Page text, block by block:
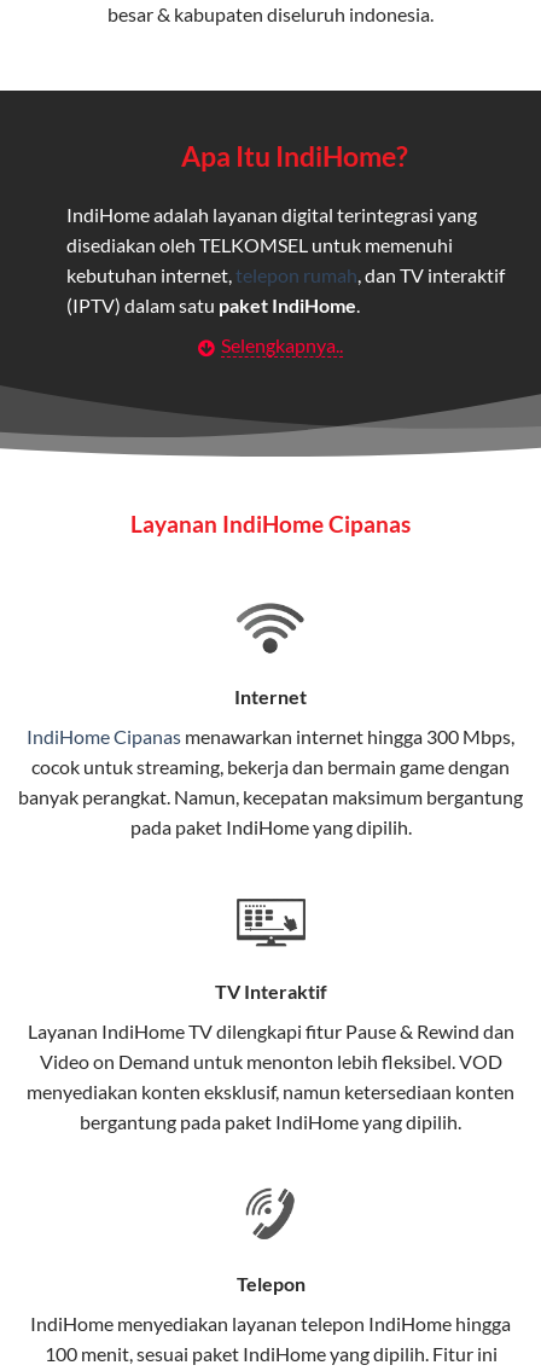
besar & kabupaten diseluruh indonesia.
Apa Itu IndiHome?
IndiHome adalah layanan digital terintegrasi yang
disediakan oleh TELKOMSEL untuk memenuhi
kebutuhan internet, telepon rumah , dan TV interaktif
(IPTV) dalam satu paket IndiHome
Layanan Wifi Indihome ini dirancang untuk
maupun individu yang membutuhkan konektivitas dan
hiburan berkualitas tinggi.
pengguna rumah dan bisnis.
stabil, dan memiliki berbagai pilihan paket IndiHome
Selain internet, layanan IndiHome juga mencakup TV
interaktif (IndiHome TV) dan telepon rumah dalam
satu paket.
Teknologi di Balik WiFi IndiHome
Wifi IndiHome menggunakan teknologi Fiber To The
menggunakan kabel serat optik hingga ke rumah
pelanggan. Teknologi ini memiliki beberapa
keunggulan:
Kecepatan Tinggi
dibandingkan kabel tembaga atau DSL.
elektromagnetik, sehingga koneksi tetap lancar.
Selengkapnya..
Layanan IndiHome Cipanas
Internet
IndiHome Cipanas menawarkan internet hingga 300 Mbps,
cocok untuk streaming, bekerja dan bermain game dengan
banyak perangkat. Namun, kecepatan maksimum bergantung
pada paket IndiHome yang dipilih.
TV Interaktif
Layanan IndiHome TVdilengkapi fitur Pause & Rewind dan
Video on Demand untuk menonton lebih fleksibel. VOD
menyediakan konten eksklusif, namun ketersediaan konten
bergantung pada paket IndiHome yang dipilih.
Telepon
IndiHome menyediakan layanan telepon IndiHome hingga
100 menit, sesuai paket IndiHome yang dipilih. Fitur ini